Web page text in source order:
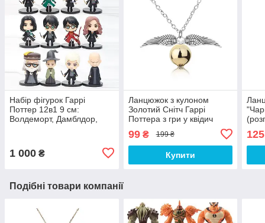
Набір фігурок Гаррі
Поттер 12в1 9 см:
Волдеморт, Дамблдор,
1 000 ₴
Ланцюжок з кулоном
Золотий Снітч Гаррі
Поттера з гри у квідич
necklace
99₴ 199 ₴
Купити
125
Подібні товари компанії